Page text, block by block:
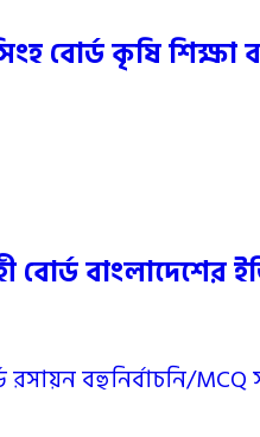
বোর্ড কৃষি শিক্ষা
বাংলাদেশের